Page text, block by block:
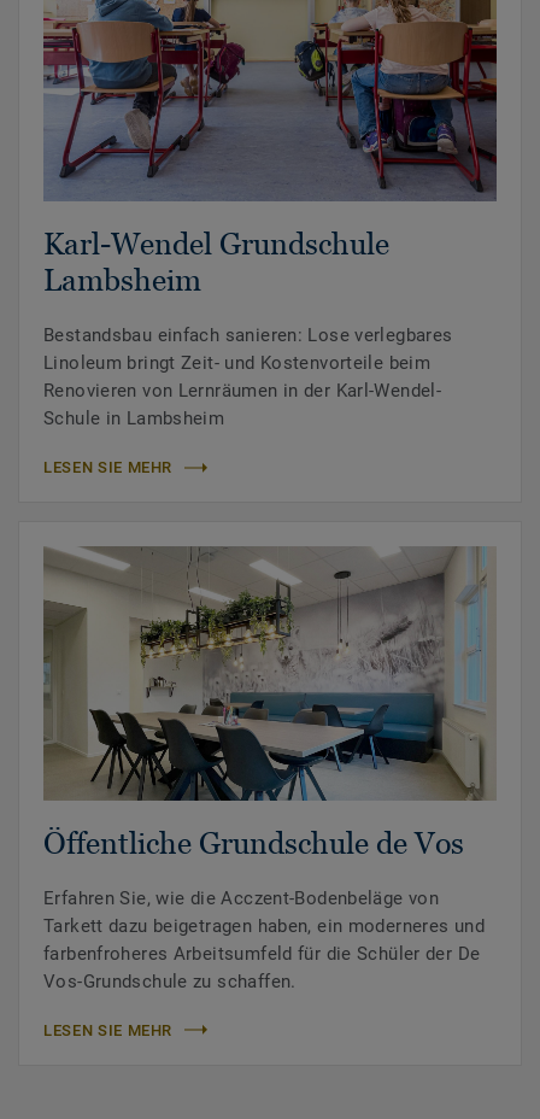
Karl-Wendel Grundschule
Lambsheim
Bestandsbau einfach sanieren: Lose verlegbares
Linoleum bringt Zeit- und Kostenvorteile beim
Renovieren von Lernräumen in der Karl-Wendel-
Schule in Lambsheim
LESEN SIE MEHR
Öffentliche Grundschule de Vos
Erfahren Sie, wie die Acczent-Bodenbeläge von
Tarkett dazu beigetragen haben, ein moderneres und
farbenfroheres Arbeitsumfeld für die Schüler der De
Vos-Grundschule zu schaffen.
LESEN SIE MEHR